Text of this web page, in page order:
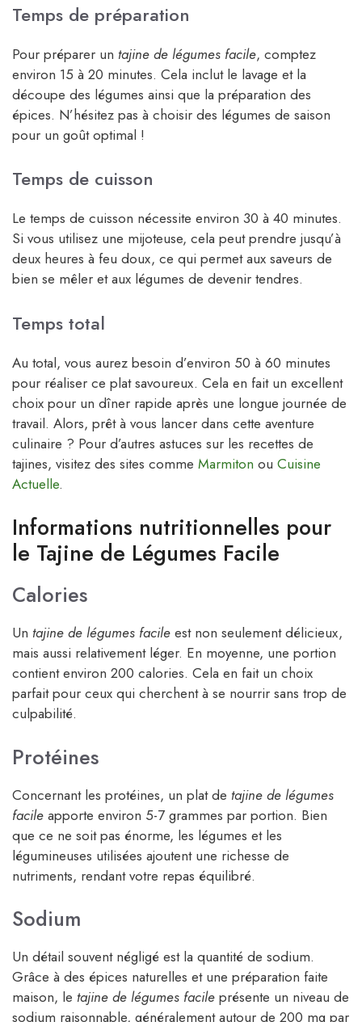
Temps de préparation
Pour préparer un tajine de légumes facile, comptez
environ 15 à 20 minutes. Cela inclut le lavage et la
découpe des légumes ainsi que la préparation des
épices. N’hésitez pas à choisir des légumes de saison
pour un goût optimal !
Temps de cuisson
Le temps de cuisson nécessite environ 30 à 40 minutes.
Si vous utilisez une mijoteuse, cela peut prendre jusqu’à
deux heures à feu doux, ce qui permet aux saveurs de
bien se mêler et aux légumes de devenir tendres.
Temps total
Au total, vous aurez besoin d’environ 50 à 60 minutes
pour réaliser ce plat savoureux. Cela en fait un excellent
choix pour un dîner rapide après une longue journée de
travail. Alors, prêt à vous lancer dans cette aventure
culinaire ? Pour d’autres astuces sur les recettes de
tajines, visitez des sites comme Marmiton ou Cuisine
Actuelle.
Informations nutritionnelles pour
le Tajine de Légumes Facile
Calories
Un tajine de légumes facile est non seulement délicieux,
mais aussi relativement léger. En moyenne, une portion
contient environ 200 calories. Cela en fait un choix
parfait pour ceux qui cherchent à se nourrir sans trop de
culpabilité.
Protéines
Concernant les protéines, un plat de tajine de légumes
facile apporte environ 5-7 grammes par portion. Bien
que ce ne soit pas énorme, les légumes et les
légumineuses utilisées ajoutent une richesse de
nutriments, rendant votre repas équilibré.
Sodium
Un détail souvent négligé est la quantité de sodium.
Grâce à des épices naturelles et une préparation faite
maison, le tajine de légumes facile présente un niveau de
sodium raisonnable, généralement autour de 200 mg par